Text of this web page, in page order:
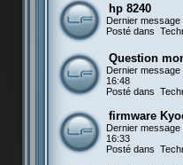
hp 8240
Dernier message
Posté dans
Question
Dernier message
16:48
Posté dans
firmware
Dernier message
16:33
Posté dans